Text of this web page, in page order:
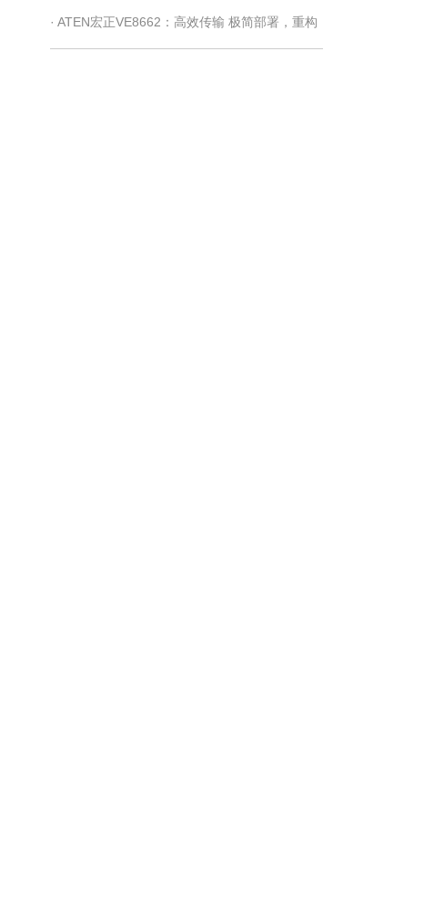
· ATEN宏正VE8662：高效传输 极简部署，重构